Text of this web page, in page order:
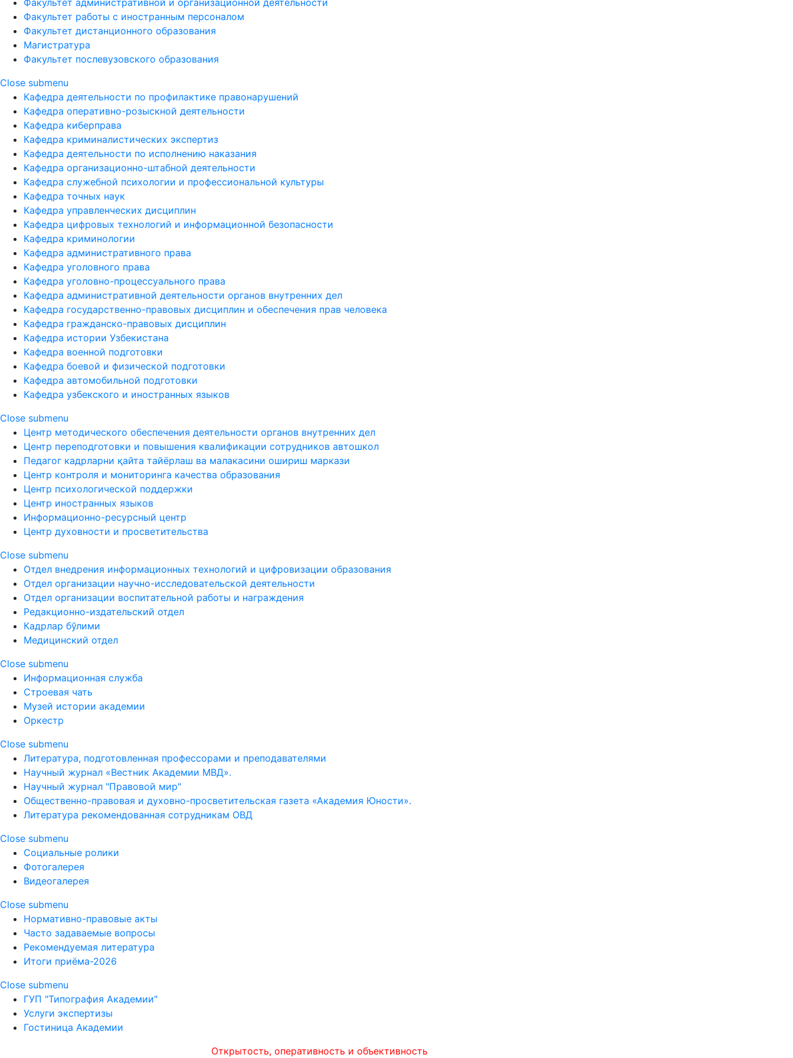
Факультет административной и организационной деятельности
Факультет работы с иностранным персоналом
Факультет дистанционного образования
Магистратура
Факультет послевузовского образования
Close submenu
Кафедра деятельности по профилактике правонарушений
Кафедра оперативно-розыскной деятельности
Кафедра киберправа
Кафедра криминалистических экспертиз
Кафедра деятельности по исполнению наказания
Кафедра организационно-штабной деятельности
Кафедра служебной психологии и профессиональной культуры
Кафедра точных наук
Кафедра управленческих дисциплин
Кафедра цифровых технологий и информационной безопасности
Кафедра криминологии
Кафедра административного права
Кафедра уголовного права
Кафедра уголовно-процессуального права
Кафедра административной деятельности органов внутренних дел
Кафедра государственно-правовых дисциплин и обеспечения прав человека
Кафедра гражданско-правовых дисциплин
Кафедра истории Узбекистана
Кафедра военной подготовки
Кафедра боевой и физической подготовки
Кафедра автомобильной подготовки
Кафедра узбекского и иностранных языков
Close submenu
Центр методического обеспечения деятельности органов внутренних дел
Центр переподготовки и повышения квалификации сотрудников автошкол
Педагог кадрларни қайта тайёрлаш ва малакасини ошириш маркази
Центр контроля и мониторинга качества образования
Центр психологической поддержки
Центр иностранных языков
Информационно-ресурсный центр
Центр духовности и просветительства
Close submenu
Отдел внедрения информационных технологий и цифровизации образования
Отдел организации научно-исследовательской деятельности
Отдел организации воспитательной работы и награждения
Редакционно-издательский отдел
Кадрлар бўлими
Медицинский отдел
Close submenu
Информационная служба
Строевая чать
Музей истории академии
Оркестр
Close submenu
Литература, подготовленная профессорами и преподавателями
Научный журнал «Вестник Академии МВД».
Научный журнал "Правовой мир"
Общественно-правовая и духовно-просветительская газета «Академия Юности».
Литература рекомендованная сотрудникам ОВД
Close submenu
Социальные ролики
Фотогалерея
Видеогалерея
Close submenu
Нормативно-правовые акты
Часто задаваемые вопросы
Рекомендуемая литература
Итоги приёма-2026
Close submenu
ГУП "Типография Академии"
Услуги экспертизы
Гостиница Академии
Открытость, оперативность и объективность